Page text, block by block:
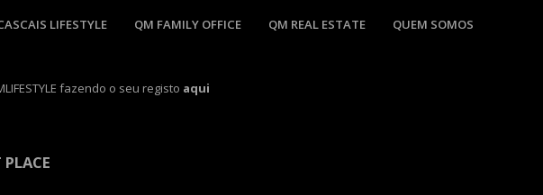
LIFESTYLE QM FAMILY OFFICE QM REAL ESTATE QUEM SOMOS
fazendo o seu registo aqui